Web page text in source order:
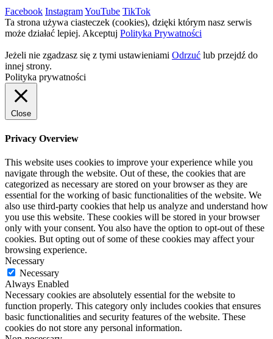
Facebook InstagramYouTube TikTok
Ta strona używa ciasteczek (cookies), dzięki którym nasz serwis
może działać lepiej. Akceptuj Polityka Prywatności
Jeżeli nie zgadzasz się z tymi ustawieniami Odrzuć lub przejdź do
innej strony.
Polityka prywatności
Close
Privacy Overview
This website uses cookies to improve your experience while you
navigate through the website. Out of these, the cookies that are
categorized as necessary are stored on your browser as they are
essential for the working of basic functionalities of the website. We
also use third-party cookies that help us analyze and understand how
you use this website. These cookies will be stored in your browser
only with your consent. You also have the option to opt-out of these
cookies. But opting out of some of these cookies may affect your
browsing experience.
Necessary
Necessary
Always Enabled
Necessary cookies are absolutely essential for the website to
function properly. This category only includes cookies that ensures
basic functionalities and security features of the website. These
cookies do not store any personal information.